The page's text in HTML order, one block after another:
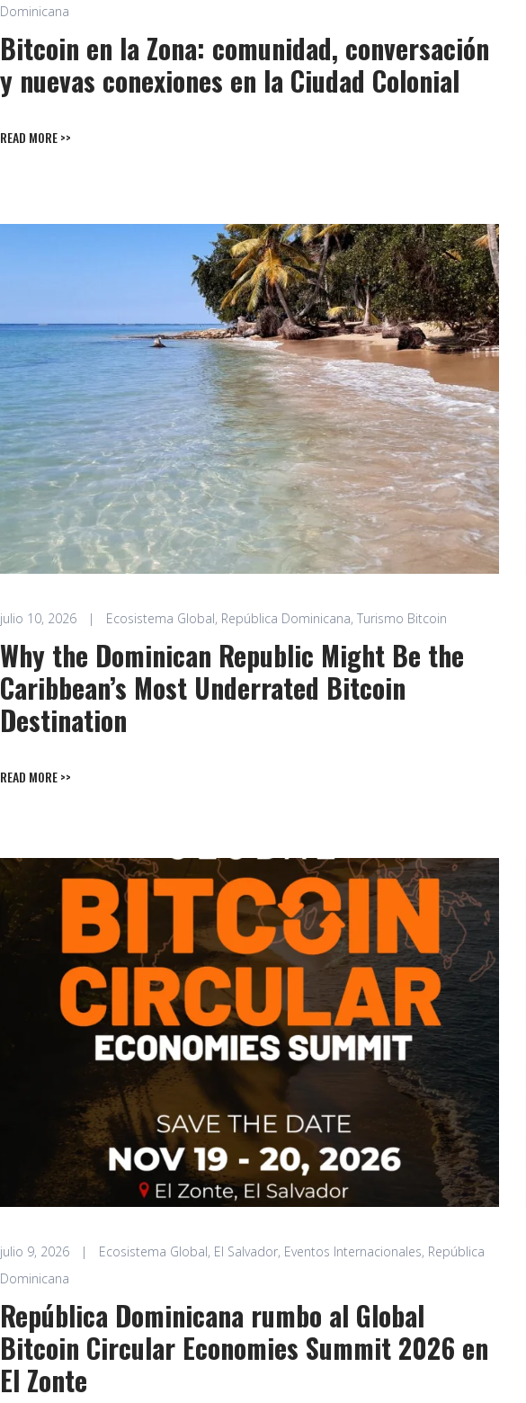
Dominicana
Bitcoin en la Zona: comunidad, conversación
y nuevas conexiones en la Ciudad Colonial
READ MORE >>
julio 10, 2026 | Ecosistema Global, República Dominicana, Turismo Bitcoin
Why the Dominican Republic Might Be the
Caribbean’s Most Underrated Bitcoin
Destination
READ MORE >>
julio 9, 2026 | Ecosistema Global, El Salvador, Eventos Internacionales, República
Dominicana
República Dominicana rumbo al Global
Bitcoin Circular Economies Summit 2026 en
El Zonte